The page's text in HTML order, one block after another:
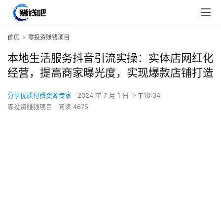
首页 零投资赚钱项目
本地生活服务抖音引流实操：实体店网红化
经营，提高商家曝光度，实现爆款店铺打造
分享优质付费资源专家
2024 年 7 月 1 日 下午10:34
零投资赚钱项目
阅读 4675